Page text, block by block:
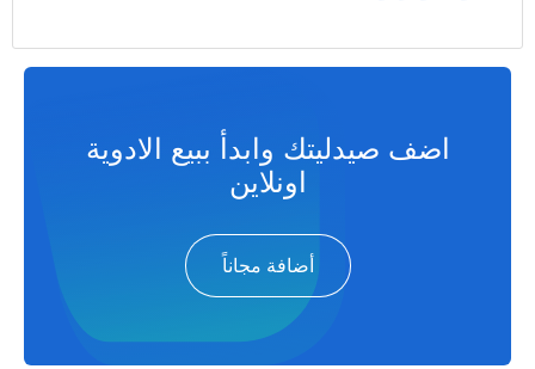
اضف صيدليتك وابدأ ببيع الادوية
اونلاين
أضافة مجاناً